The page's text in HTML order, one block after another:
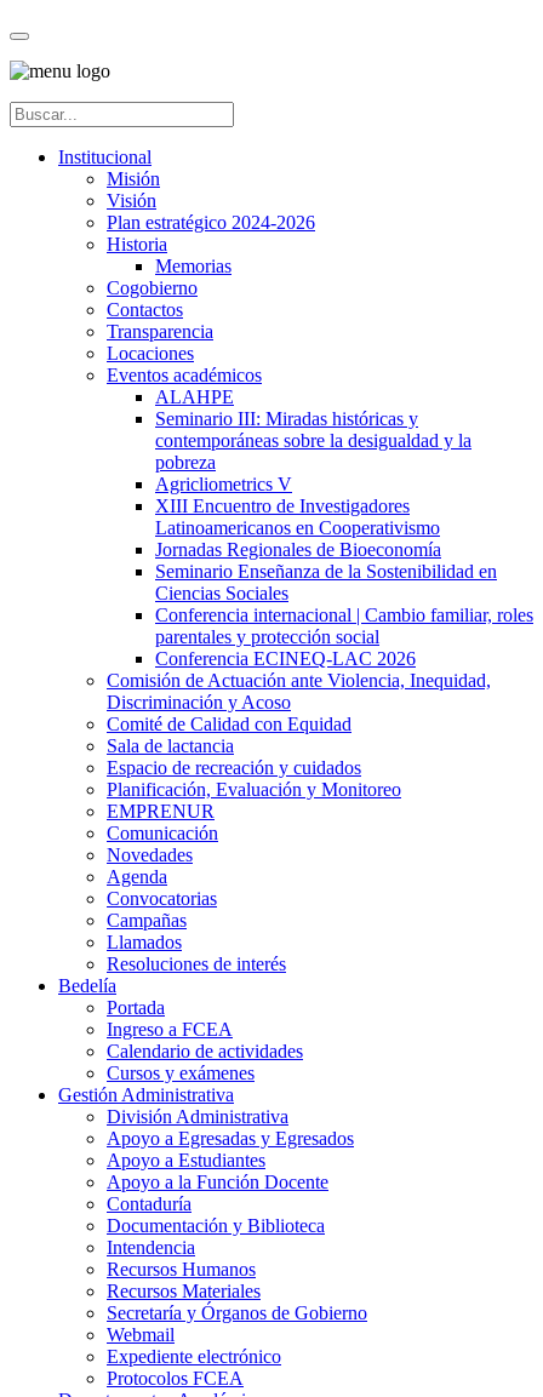
Institucional
Misión
Visión
Plan estratégico 2024-2026
Historia
Memorias
Cogobierno
Contactos
Transparencia
Locaciones
Eventos académicos
ALAHPE
Seminario III: Miradas históricas y
contemporáneas sobre la desigualdad y la
pobreza
Agricliometrics V
XIII Encuentro de Investigadores
Latinoamericanos en Cooperativismo
Jornadas Regionales de Bioeconomía
Seminario Enseñanza de la Sostenibilidad en
Ciencias Sociales
Conferencia internacional | Cambio familiar, roles
parentales y protección social
Conferencia ECINEQ-LAC 2026
Comisión de Actuación ante Violencia, Inequidad,
Discriminación y Acoso
Comité de Calidad con Equidad
Sala de lactancia
Espacio de recreación y cuidados
Planificación, Evaluación y Monitoreo
EMPRENUR
Comunicación
Novedades
Agenda
Convocatorias
Campañas
Llamados
Resoluciones de interés
Bedelía
Portada
Ingreso a FCEA
Calendario de actividades
Cursos y exámenes
Gestión Administrativa
División Administrativa
Apoyo a Egresadas y Egresados
Apoyo a Estudiantes
Apoyo a la Función Docente
Contaduría
Documentación y Biblioteca
Intendencia
Recursos Humanos
Recursos Materiales
Secretaría y Órganos de Gobierno
Webmail
Expediente electrónico
Protocolos FCEA